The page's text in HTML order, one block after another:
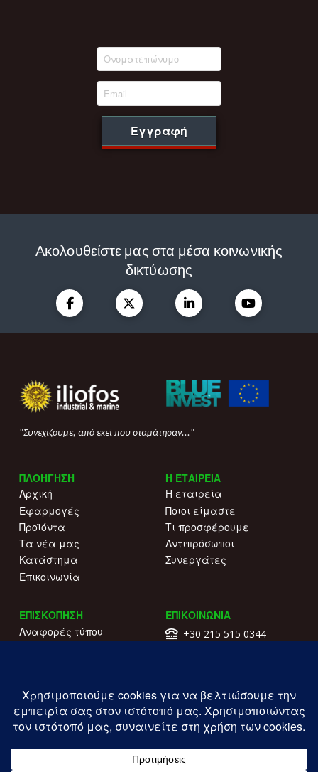
Εγγραφή
Ακολουθείστε μας στα μέσα κοινωνικής
δικτύωσης
"Συνεχίζουμε, από εκεί που σταμάτησαν..."
ΠΛΟΗΓΗΣΗ
Αρχική
Εφαρμογές
Προϊόντα
Τα νέα μας
Κατάστημα
Επικοινωνία
Η ΕΤΑΙΡΕΙΑ
Η εταιρεία
Ποιοι είμαστε
Τι προσφέρουμε
Αντιπρόσωποι
Συνεργάτες
ΕΠΙΣΚΟΠΗΣΗ
Αναφορές τύπου
Πολιτική απορρήτου
ΕΠΙΚΟΙΝΩΝΙΑ
+30 215 515 0344
ΓΕΜΗ: 177203407000
Copyright ILIOFOS IM © 2026